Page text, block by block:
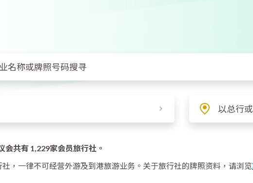
共有 1,229家会员旅行社。
，一律不可经营外游及到港旅游业务。关于旅行社的牌照资料，请浏览